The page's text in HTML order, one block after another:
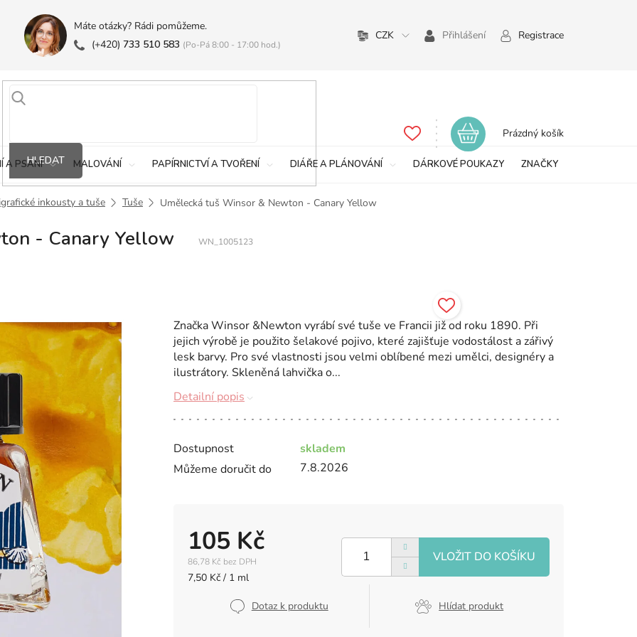
Máte otázky? Rádi pomůžeme.
(+420) 733 510 583 (Po-Pá 8:00 - 17:00 hod.)
CZK Přihlášení Registrace
HLEDAT
Nákupní
Prázdný košík
A PSANÍ MALOVÁNÍ PAPÍRNICTVÍ A TVOŘENÍ DIÁŘE A PLÁNOVÁNÍ DÁRKOVÉ POUKAZY ZNAČKY
inkousty a tuše Tuše Umělecká tuš Winsor & Newton - Canary Yellow
- Canary Yellow WN_1005123
Dostupnost
skladem
Můžeme doručit do
7.8.2026
105 Kč
86,78 Kč bez DPH
Měrná
7,50 Kč / 1 ml
Dotaz k produktu Hlídat produkt
Značka Winsor &Newton vyrábí své tuše ve Francii již od roku 1890. Při
jejich výrobě je použito šelakové pojivo, které zajišťuje vodostálost a zářivý
lesk barvy. Pro své vlastnosti jsou velmi oblíbené mezi umělci, designéry a
ilustrátory. Skleněná lahvička o...
Detailní popis